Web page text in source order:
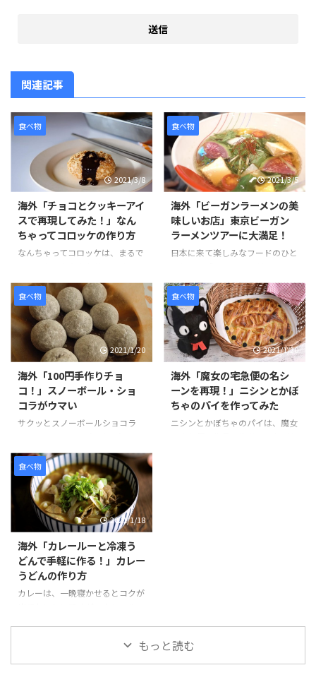
関連記事
食べ物
2021/3/8
海外「チョコとクッキーアイ
スで再現してみた！」なん
ちゃってコロッケの作り方
なんちゃってコロッケは、まるで
ロッケにはクッキーアイスクリー
ム、ソースにはチョコレートをか
けてた見た目にもそっくりなスイ
ーツです。 作り方は、簡単でお
好みのクッキーを砕きアイスとよ
く混ぜます。コーンフレークも同
様に砕いて、パン粉を付ける要領
でまぶし、揚げる前のコロッケの
ように形を整えていきます。 冷蔵
庫で1時間半ほど冷やし固めて、
最後にチョコレートをソースのよ
「なんちゃってコロッケ」の様子
を見てみましょう。 引用元：
https://www.you ...
食べ物
2021/3/5
海外「ビーガンラーメンの美
味しいお店」東京ビーガン
ラーメンツアーに大満足！
日本に来て楽しみなフードのひと
本のラーメンは世界的に人気のあ
る食べ物です。そんな観光客のニ
ーズに応える形で、ビーガンやグ
ルテンフリーのラーメンを提供し
ているお店が東京でも少しずつ増
えています。 その中でも特にお気
に入りのお店は、東京ラーメンス
トリートの「ソラノイロ」と、渋
谷の「真武咲弥（しんぶさき
や）」です。 ラーメンは見た目
が変わらないため食べるまで少し
食べ物
2021/1/20
海外「100円手作りチョ
コ！」スノーボール・ショ
コラがウマい
サクッとスノーボールショコラ
るミックス粉シリーズのひとつ
で、材料の準備がバターのみで作
ることができます。 バターは室
温に戻すか、電子レンジを使って
やわらかくすることができます。
また混ぜて生地をまとめて、冷や
して形を作る工程は、クッキー作
りとほぼ同じで、混ぜる材料が少
ない分もっと簡単にできそうで
す。 そんな「スノーボール・シ
ョコラ」の様子を見てみましょ
食べ物
2021/1/20
海外「魔女の宅急便の名シ
ーンを再現！」ニシンとかぼ
ちゃのパイを作ってみた
ニシンとかぼちゃのパイは、魔女
h?v=xF ...
食べ物
2021/1/18
海外「カレールーと冷凍う
どんで手軽に作る！」カレー
うどんの作り方
カレーは、一晩寝かせるとコクが
来ます。そこに冷凍うどんをパパ
っと入れれば忙しい昼や夜ごはん
もっと読む